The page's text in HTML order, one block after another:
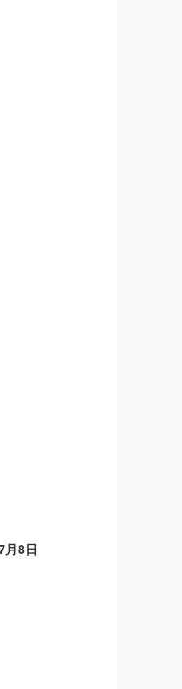
月8日